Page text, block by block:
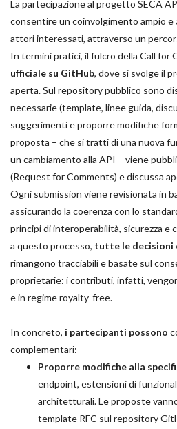
La partecipazione al progetto SECA
consentire un coinvolgimento ampio e
attori interessati, attraverso un
In termini pratici, il fulcro della Call for
ufficiale su GitHub, dove si svolge il
aperta. Sul repository pubblico sono
necessarie (template, linee guida,
suggerimenti e proporre modifiche
proposta – che si tratti di una nuova
un cambiamento alla API – viene
(Request for Comments) e discussa
Ogni submission viene revisionata in
assicurando la coerenza con lo
principi di interoperabilità, sicurezza e
a questo processo, tutte le decisioni
rimangono tracciabili e basate sul
proprietarie: i contributi, infatti,
e in regime royalty-free.
In concreto, i partecipanti possono
complementari:
Proporre modifiche alla
endpoint, estensioni di
architetturali. Le proposte
template RFC sul repository